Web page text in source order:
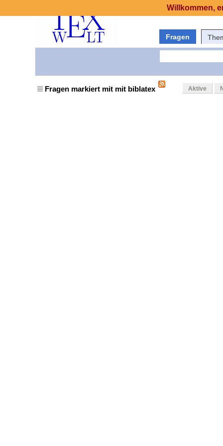
Fragen
Fragen markiert mit mit biblatex Aktive
Willkommen,